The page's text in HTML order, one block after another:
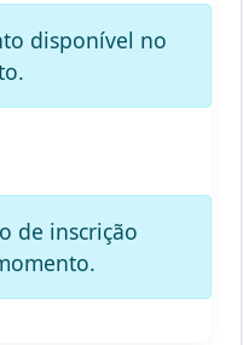
disponível no
de inscrição